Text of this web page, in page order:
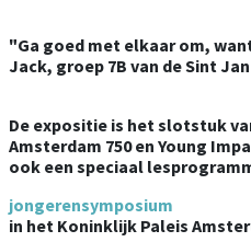
"Ga goed met elkaar om,
Jack, groep 7B van de Sint
De expositie is het slotstuk
Amsterdam 750 en Young
ook een speciaal
jongerensymposium
in het Koninklijk Paleis